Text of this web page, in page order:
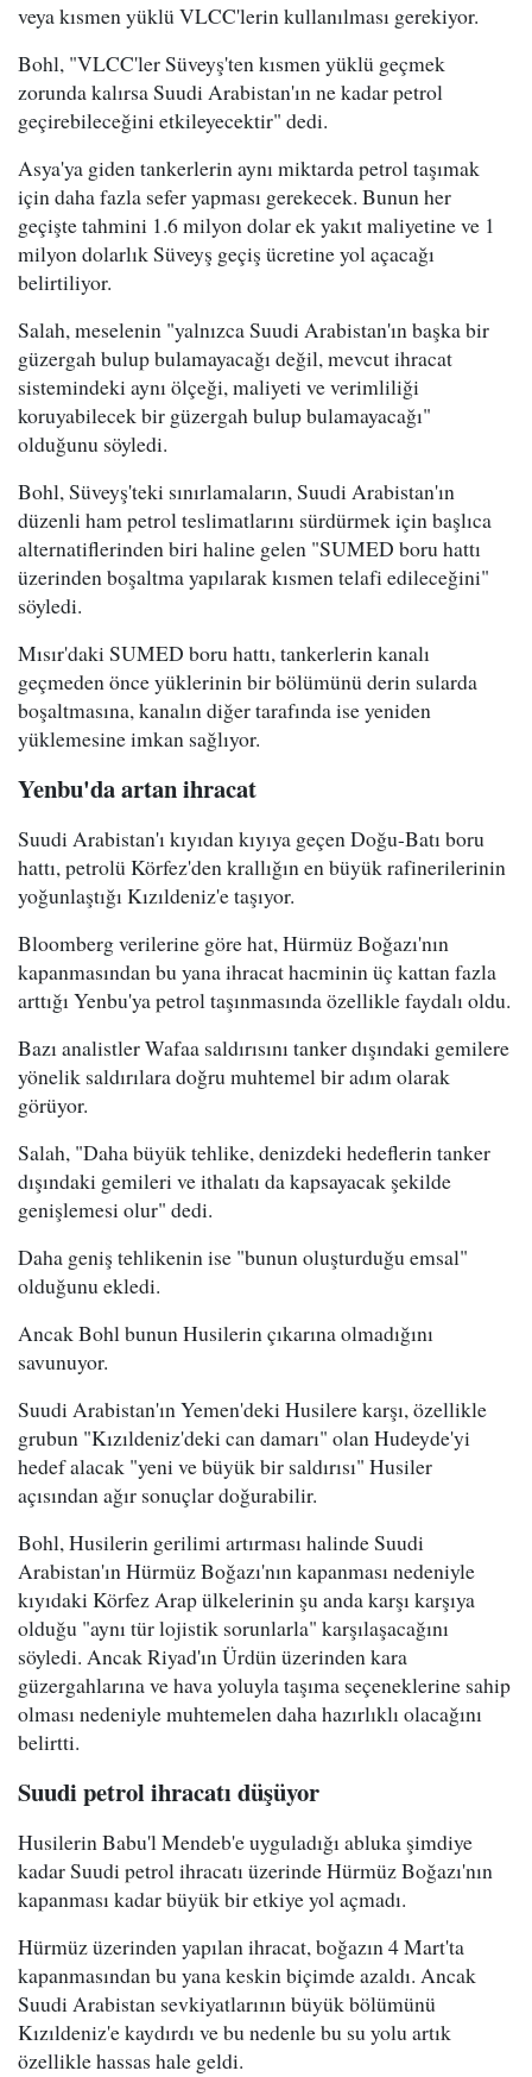
veya kısmen yüklü VLCC'lerin kullanılması gerekiyor.
Bohl, "VLCC'ler Süveyş'ten kısmen yüklü geçmek
zorunda kalırsa Suudi Arabistan'ın ne kadar petrol
geçirebileceğini etkileyecektir" dedi.
Asya'ya giden tankerlerin aynı miktarda petrol taşımak
için daha fazla sefer yapması gerekecek. Bunun her
geçişte tahmini 1.6 milyon dolar ek yakıt maliyetine ve 1
milyon dolarlık Süveyş geçiş ücretine yol açacağı
belirtiliyor.
Salah, meselenin "yalnızca Suudi Arabistan'ın başka bir
güzergah bulup bulamayacağı değil, mevcut ihracat
sistemindeki aynı ölçeği, maliyeti ve verimliliği
koruyabilecek bir güzergah bulup bulamayacağı"
olduğunu söyledi.
Bohl, Süveyş'teki sınırlamaların, Suudi Arabistan'ın
düzenli ham petrol teslimatlarını sürdürmek için başlıca
alternatiflerinden biri haline gelen "SUMED boru hattı
üzerinden boşaltma yapılarak kısmen telafi edileceğini"
söyledi.
Mısır'daki SUMED boru hattı, tankerlerin kanalı
geçmeden önce yüklerinin bir bölümünü derin sularda
boşaltmasına, kanalın diğer tarafında ise yeniden
yüklemesine imkan sağlıyor.
Yenbu'da artan ihracat
Suudi Arabistan'ı kıyıdan kıyıya geçen Doğu-Batı boru
hattı, petrolü Körfez'den krallığın en büyük rafinerilerinin
yoğunlaştığı Kızıldeniz'e taşıyor.
Bloomberg verilerine göre hat, Hürmüz Boğazı'nın
kapanmasından bu yana ihracat hacminin üç kattan fazla
arttığı Yenbu'ya petrol taşınmasında özellikle faydalı oldu.
Bazı analistler Wafaa saldırısını tanker dışındaki gemilere
yönelik saldırılara doğru muhtemel bir adım olarak
görüyor.
Salah, "Daha büyük tehlike, denizdeki hedeflerin tanker
dışındaki gemileri ve ithalatı da kapsayacak şekilde
genişlemesi olur" dedi.
Daha geniş tehlikenin ise "bunun oluşturduğu emsal"
olduğunu ekledi.
Ancak Bohl bunun Husilerin çıkarına olmadığını
savunuyor.
Suudi Arabistan'ın Yemen'deki Husilere karşı, özellikle
grubun "Kızıldeniz'deki can damarı" olan Hudeyde'yi
hedef alacak "yeni ve büyük bir saldırısı" Husiler
açısından ağır sonuçlar doğurabilir.
Bohl, Husilerin gerilimi artırması halinde Suudi
Arabistan'ın Hürmüz Boğazı'nın kapanması nedeniyle
kıyıdaki Körfez Arap ülkelerinin şu anda karşı karşıya
olduğu "aynı tür lojistik sorunlarla" karşılaşacağını
söyledi. Ancak Riyad'ın Ürdün üzerinden kara
güzergahlarına ve hava yoluyla taşıma seçeneklerine sahip
olması nedeniyle muhtemelen daha hazırlıklı olacağını
belirtti.
Suudi petrol ihracatı düşüyor
Husilerin Babu'l Mendeb'e uyguladığı abluka şimdiye
kadar Suudi petrol ihracatı üzerinde Hürmüz Boğazı'nın
kapanması kadar büyük bir etkiye yol açmadı.
Hürmüz üzerinden yapılan ihracat, boğazın 4 Mart'ta
kapanmasından bu yana keskin biçimde azaldı. Ancak
Suudi Arabistan sevkiyatlarının büyük bölümünü
Kızıldeniz'e kaydırdı ve bu nedenle bu su yolu artık
özellikle hassas hale geldi.